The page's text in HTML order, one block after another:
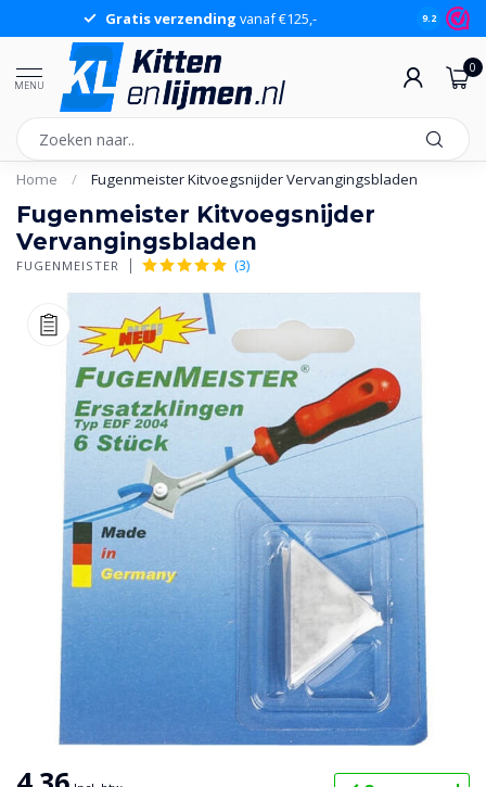
Gratis verzending vanaf €125,- 9.2
MENU
0
Home / Fugenmeister Kitvoegsnijder Vervangingsbladen
Fugenmeister Kitvoegsnijder
Vervangingsbladen
FUGENMEISTER (3)